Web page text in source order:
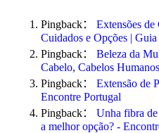
Pingback： Extensões de
Cuidados e Opções | Guia
Pingback： Beleza da
Cabelo, Cabelos
Pingback： Extensão de
Encontre Portugal
Pingback： Unha fibra
a melhor opção? -